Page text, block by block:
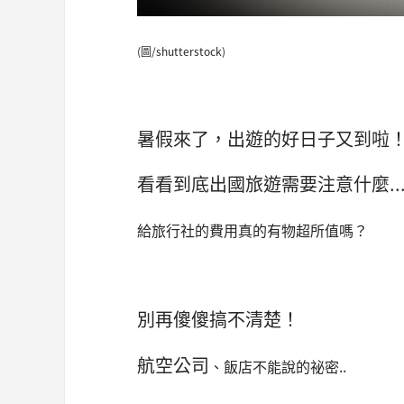
(圖/shutterstock)
暑假來了，出遊的好日子又到啦
看看到底出國旅遊需要注意什麼
給旅行社的費用真的有物超所值嗎？
別再傻傻搞不清楚！
航空公司 、飯店不能說的祕密..